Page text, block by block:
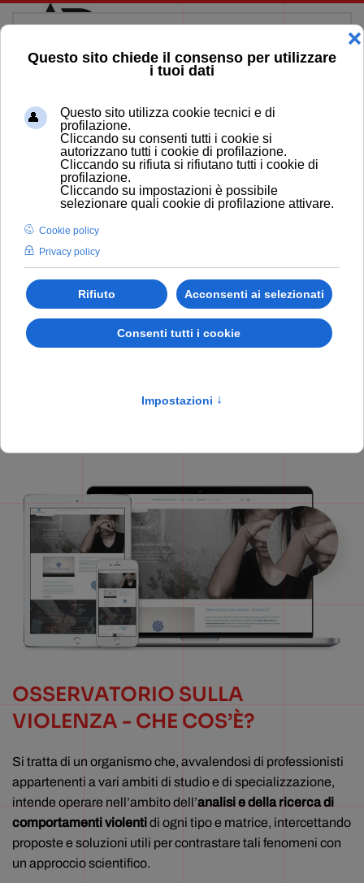
OSSERVATORIO SULLA
VIOLENZA
Multilingua: NO
OSSERVATORIO SULLA
VIOLENZA - CHE COS’È?
Si tratta di un organismo che, avvalendosi di professionisti
appartenenti a vari ambiti di studio e di specializzazione,
intende operare nell’ambito dell’analisi e della ricerca di
comportamenti violentidi ogni tipo e matrice, intercettando
proposte e soluzioni utili per contrastare tali fenomeni con
un approccio scientifico.